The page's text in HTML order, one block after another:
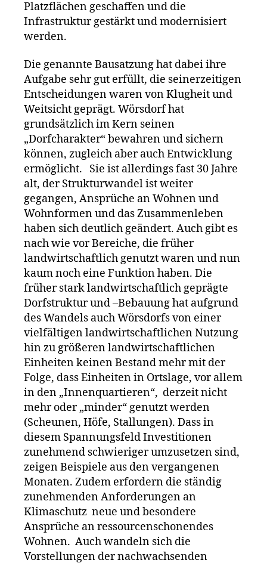
Platzflächen geschaffen und die
Infrastruktur gestärkt und modernisiert
werden.
Die genannte Bausatzung hat dabei ihre
Aufgabe sehr gut erfüllt, die seinerzeitigen
Entscheidungen waren von Klugheit und
Weitsicht geprägt. Wörsdorf hat
grundsätzlich im Kern seinen
„Dorfcharakter“ bewahren und sichern
können, zugleich aber auch Entwicklung
ermöglicht. Sie ist allerdings fast 30 Jahre
alt, der Strukturwandel ist weiter
gegangen, Ansprüche an Wohnen und
Wohnformen und das Zusammenleben
haben sich deutlich geändert. Auch gibt es
nach wie vor Bereiche, die früher
landwirtschaftlich genutzt waren und nun
kaum noch eine Funktion haben. Die
früher stark landwirtschaftlich geprägte
Dorfstruktur und –Bebauung hat aufgrund
des Wandels auch Wörsdorfs von einer
vielfältigen landwirtschaftlichen Nutzung
hin zu größeren landwirtschaftlichen
Einheiten keinen Bestand mehr mit der
Folge, dass Einheiten in Ortslage, vor allem
in den „Innenquartieren“, derzeit nicht
mehr oder „minder“ genutzt werden
(Scheunen, Höfe, Stallungen). Dass in
diesem Spannungsfeld Investitionen
zunehmend schwieriger umzusetzen sind,
zeigen Beispiele aus den vergangenen
Monaten. Zudem erfordern die ständig
zunehmenden Anforderungen an
Klimaschutz neue und besondere
Ansprüche an ressourcenschonendes
Wohnen. Auch wandeln sich die
Vorstellungen der nachwachsenden